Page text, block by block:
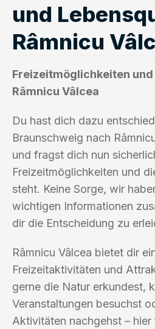
und
Râmnicu
Freizeitmöglichkeiten
Râmnicu Vâlcea
Du hast dich dazu
Braunschweig nach
und fragst dich nun
Freizeitmöglichkeiten und
steht. Keine Sorge, wir
wichtigen Informationen
dir die Entscheidung zu
Râmnicu Vâlcea bietet dir
Freizeitaktivitäten und
gerne die Natur erkundest,
Veranstaltungen besuchst
Aktivitäten nachgehst –